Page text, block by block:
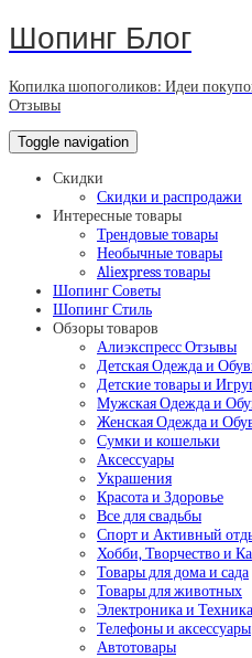
Шопинг Блог
Копилка шопоголиков: Идеи
Отзывы
Toggle navigation
Скидки
Скидки и распродажи
Интересные товары
Трендовые товары
Необычные товары
Aliexpress товары
Шопинг Советы
Шопинг Стиль
Обзоры товаров
Алиэкспресс Отзывы
Детская Одежда и
Детские товары и
Мужская Одежда и
Женская Одежда и
Сумки и кошельки
Аксессуары
Украшения
Красота и Здоровье
Все для свадьбы
Спорт и Активный
Хобби, Творчество и
Товары для дома и сада
Товары для животных
Электроника и Техника
Телефоны и аксессуары
Автотовары